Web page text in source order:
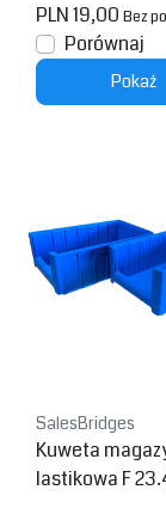
PLN 19,00 Bez
Porównaj
Pokaż
SalesBridges
Kuweta
lastikowa F